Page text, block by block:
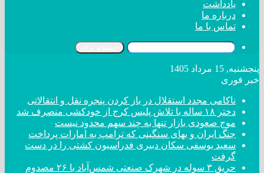
یادداشت
درباره ما
تماس با ما
پنجشنبه, 15 مرداد 1405
خبر فوری
ناکامی مجدد استقلال در باز کردن پنجره نقل و انتقالاتی
دختر ‌۱۸‌ ‌ساله‌ با تلاش پلیس کرج از خودکشی منصرف شد
موج صعودی بازار تنها به چند سهم محدود نیست
جنگ ایران و بهای سنگینی که ترامپ به امارات پرداخت
سعید یوسفی سکان دبیری فدراسیون کشتی را در دست
گرفت
حریق ۳ سوله در شهرک صنعتی شمس‌آباد با ۲۶ مصدوم